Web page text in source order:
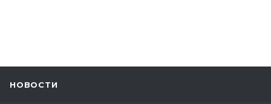
НОВОСТИ